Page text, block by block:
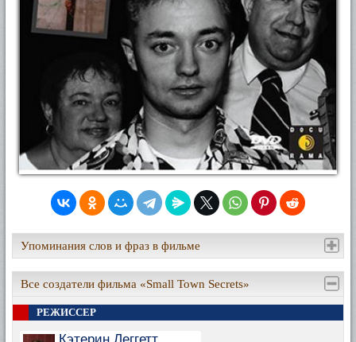
Упоминания слов и фраз в фильме
Все создатели фильма «Small Town Secrets»
РЕЖИССЕР